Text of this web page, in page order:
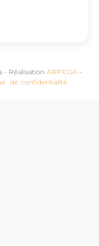
- Réalisation ARPEGA -
de confidentialité